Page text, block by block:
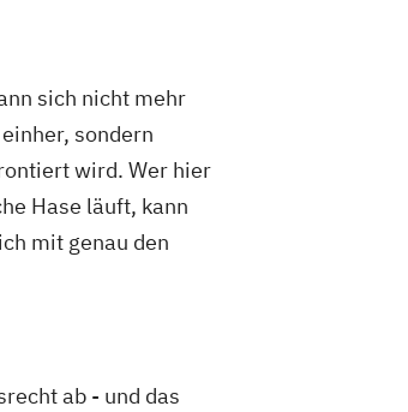
sich nicht mehr
sondern
wird. Wer hier
Hase läuft, kann
mit genau den
ab - und das